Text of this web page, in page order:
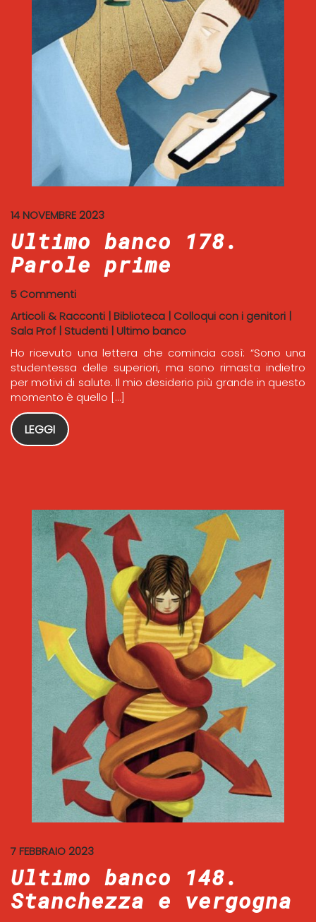
14 NOVEMBRE 2023
Ultimo banco 178.
Parole prime
5 Commenti
Articoli & Racconti | Biblioteca | Colloqui con i genitori |
Sala Prof| Studenti | Ultimo banco
Ho ricevuto una lettera che comincia così: “Sono una
studentessa delle superiori, ma sono rimasta indietro
per motivi di salute. Il mio desiderio più grande in questo
momento è quello […]
LEGGI
7 FEBBRAIO 2023
Ultimo banco 148.
Stanchezza e vergogna